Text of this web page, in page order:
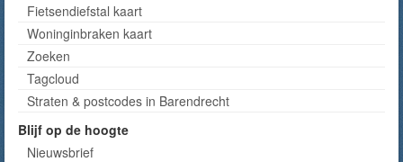
Fietsendiefstal kaart
Woninginbraken kaart
Zoeken
Tagcloud
Straten & postcodes in Barendrecht
Blijf op de hoogte
Nieuwsbrief